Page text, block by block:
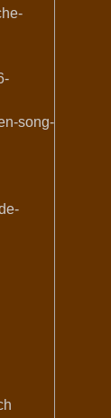
song-